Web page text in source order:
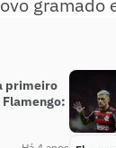
primeiro